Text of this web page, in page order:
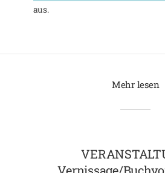
aus.
Mehr lesen